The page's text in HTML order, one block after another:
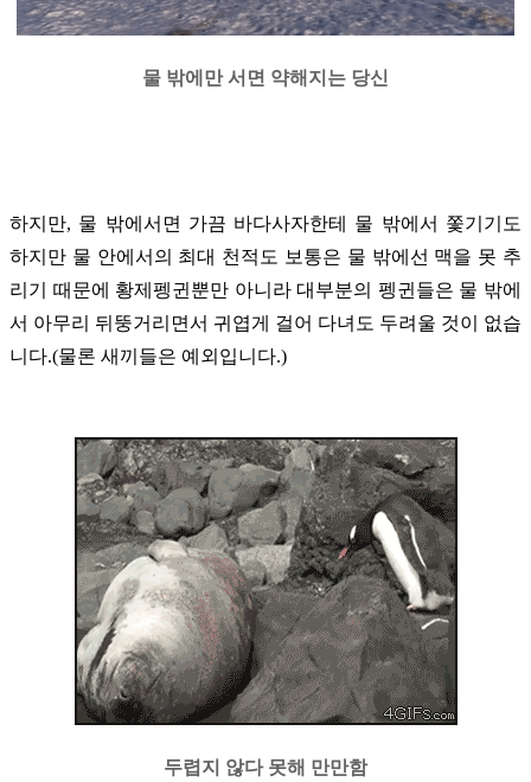
물 밖에만 서면 약해지는 당신
하지만, 물 밖에서면 가끔 바다사자한테 물 밖에서 쫓기기도
하지만 물 안에서의 최대 천적도 보통은 물 밖에선 맥을 못 추
리기 때문에 황제펭귄뿐만 아니라 대부분의 펭귄들은 물 밖에
서 아무리 뒤뚱거리면서 귀엽게 걸어 다녀도 두려울 것이 없습
니다.(물론 새끼들은 예외입니다.)
두렵지 않다 못해 만만함